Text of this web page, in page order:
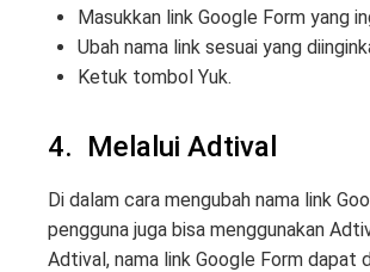
Masukkan link Google Form yang
Ubah nama link sesuai yang
Ketuk tombol Yuk.
4. Melalui Adtival
Di dalam cara mengubah nama link
pengguna juga bisa menggunakan
Adtival, nama link Google Form dapat